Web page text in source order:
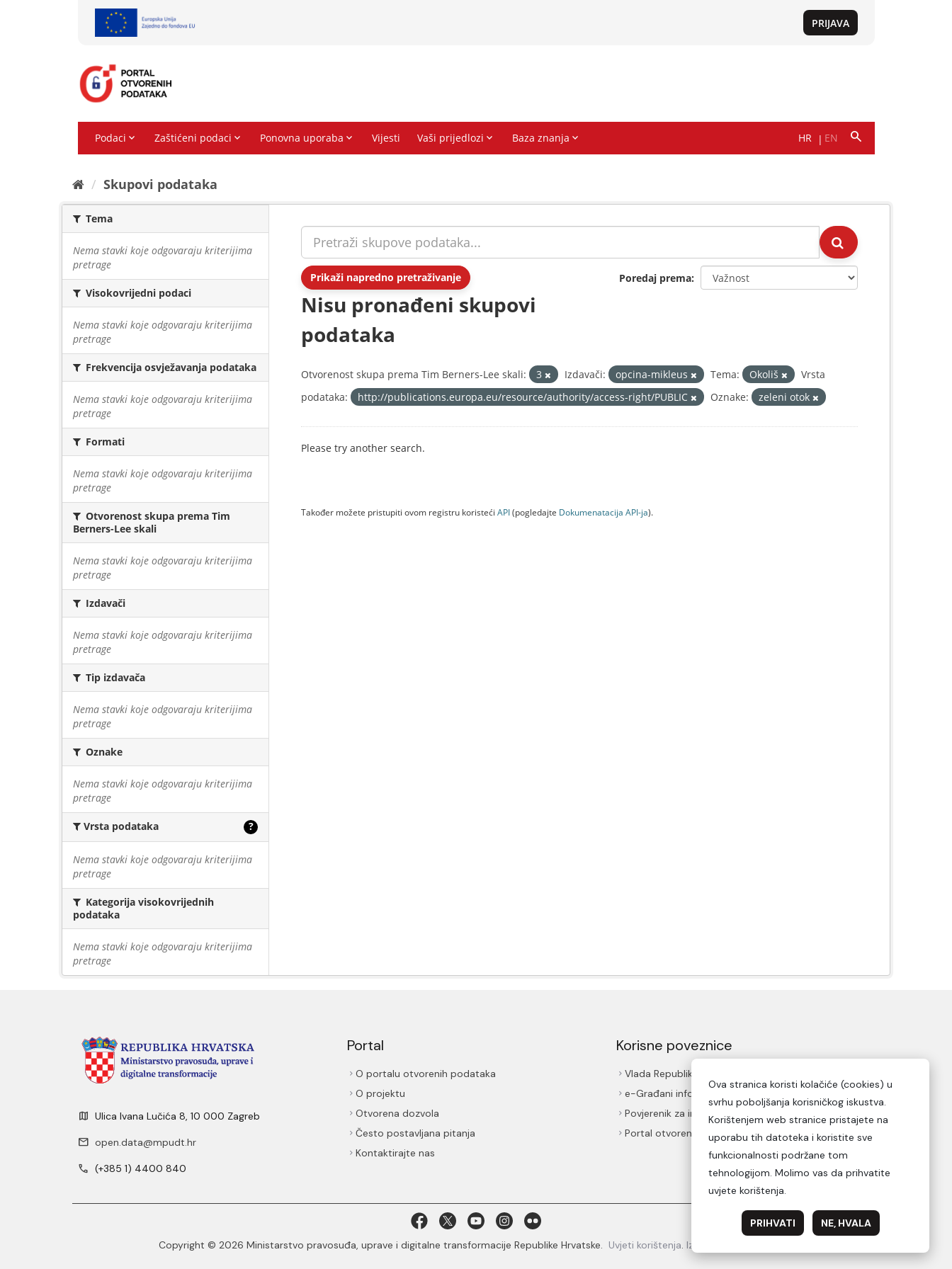
Skupovi podаtаkа
Tema
Nema stavki koje odgovaraju kriterijima
pretrage
Visokovrijedni podaci
Nema stavki koje odgovaraju kriterijima
pretrage
Frekvencija osvježavanja podataka
Nema stavki koje odgovaraju kriterijima
pretrage
Formati
Nema stavki koje odgovaraju kriterijima
pretrage
Otvorenost skupa prema Tim
Berners-Lee skali
Nema stavki koje odgovaraju kriterijima
pretrage
Izdavači
Nema stavki koje odgovaraju kriterijima
pretrage
Tip izdavača
Nema stavki koje odgovaraju kriterijima
pretrage
Oznake
Nema stavki koje odgovaraju kriterijima
pretrage
Vrsta podataka ?
Nema stavki koje odgovaraju kriterijima
pretrage
Kategorija visokovrijednih
podataka
Nema stavki koje odgovaraju kriterijima
pretrage
Prikaži napredno pretraživanje Poredaj prema
Nisu pronađeni skupovi
podataka
Otvorenost skupa prema Tim Berners-Lee skali: 3 Izdavači: opcina-mikleus Tema: Okoliš
Vrsta
podataka:
http://publications.europa.eu/resource/authority/access-right/PUBLIC Oznake: zeleni otok
Please try another search.
Također možete pristupiti ovom registru koristeći API(pogledajte Dokumenаtаcijа API-jа).